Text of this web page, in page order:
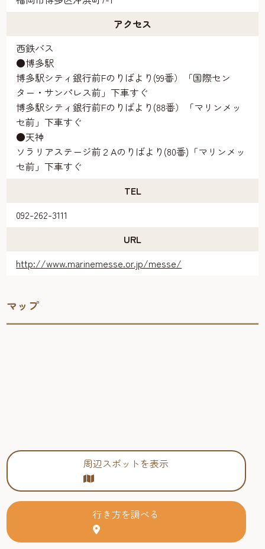
アクセス
西鉄バス
●博多駅
博多駅シティ銀行前Fのりばより(99番）「国際セン
ター・サンパレス前」下車すぐ
博多駅シティ銀行前Fのりばより(88番）「マリンメッ
セ前」下車すぐ
●天神
ソラリアステージ前２Aのりばより(80番)「マリンメッ
セ前」下車すぐ
TEL
092-262-3111
URL
http://www.marinemesse.or.jp/messe/
マップ
周辺スポットを表示
行き方を調べる